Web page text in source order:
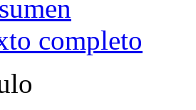
completo